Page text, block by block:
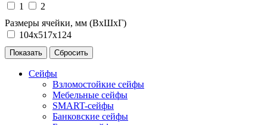
1
2
Размеры ячейки, мм (ВхШхГ)
104х517х124
Сейфы
Взломостойкие сейфы
Мебельные сейфы
SMART-сейфы
Банковские сейфы